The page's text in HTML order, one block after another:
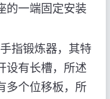
的一端固定安装
指锻炼器，其特
设有长槽，所述
多个位移板，所